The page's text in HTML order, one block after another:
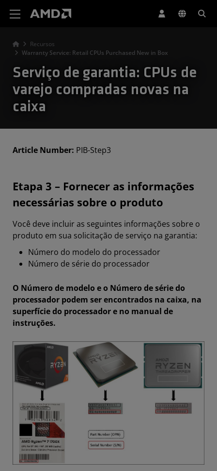
Recursos
Warranty Service: Retail CPUs Purchased New in Box
Serviço de garantia: CPUs de
varejo compradas novas na
caixa
Article Number: PIB-Step3
Etapa 3 – Fornecer as informações
necessárias sobre o produto
Você deve incluir as seguintes informações sobre o
produto em sua solicitação de serviço na garantia:
Número do modelo do processador
Número de série do processador
O Número de modelo e o Número de série do
processador podem ser encontrados na caixa, na
superfície do processador e no manual de
instruções.